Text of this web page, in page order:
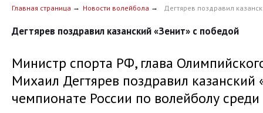
Главная страница Новости волейбола Дегтярев поздравил
Дегтярев поздравил казанский «Зенит» с победой
Министр спорта РФ, глава
Михаил Дегтярев поздравил казанский
чемпионате России по волейболу